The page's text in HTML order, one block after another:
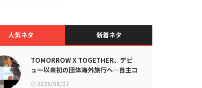
人気ネタ 新着ネタ
TOMORROW X TOGETHER、デビ
ュー以来初の団体海外旅行へ…自主コ
ンテンツ公開！
2026/08/07